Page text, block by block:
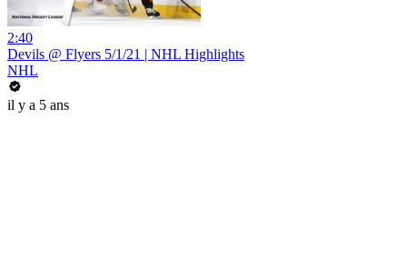
2:40
Devils @ Flyers 5/1/21 | NHL Highlights
NHL
il y a 5 ans